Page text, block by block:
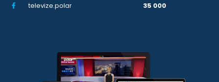
televize.polar
35 000